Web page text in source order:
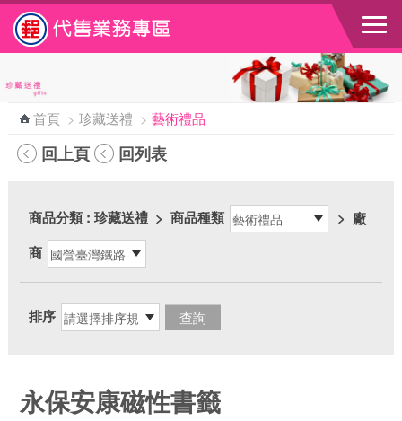
跳到主要內容區塊
首頁 > 珍藏送禮 > 藝術禮品
回上頁 回列表
商品分類: 珍藏送禮 > 商品種類 > 廠
商
排序
永保安康磁性書籤